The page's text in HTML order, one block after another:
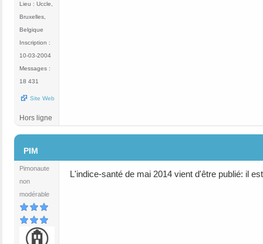
Lieu : Uccle,
Bruxelles,
Belgique
Inscription :
10-03-2004
Messages :
18 431
Site Web
Hors ligne
PIM
Pimonaute
non
modérable
L'indice-santé de mai 2014 vient d'être publié: il